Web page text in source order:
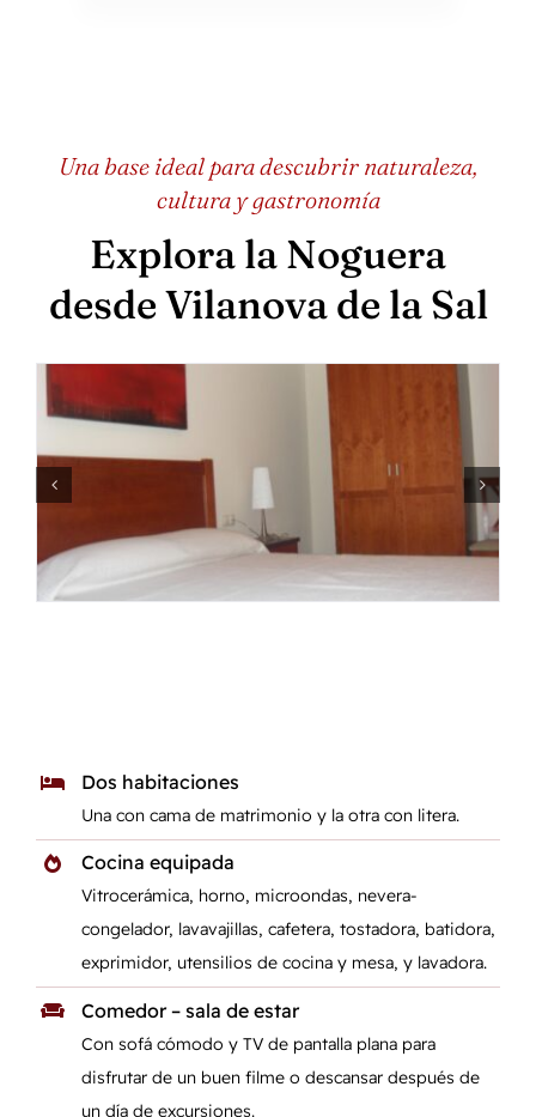
Una base ideal para descubrir naturaleza,
cultura y gastronomía
Explora la Noguera
desde Vilanova de la Sal
Dos habitaciones
Una con cama de matrimonio y la otra con litera.
Cocina equipada
Vitrocerámica, horno, microondas, nevera-
congelador, lavavajillas, cafetera, tostadora, batidora,
exprimidor, utensilios de cocina y mesa, y lavadora.
Comedor – sala de estar
Con sofá cómodo y TV de pantalla plana para
disfrutar de un buen filme o descansar después de
un día de excursiones.